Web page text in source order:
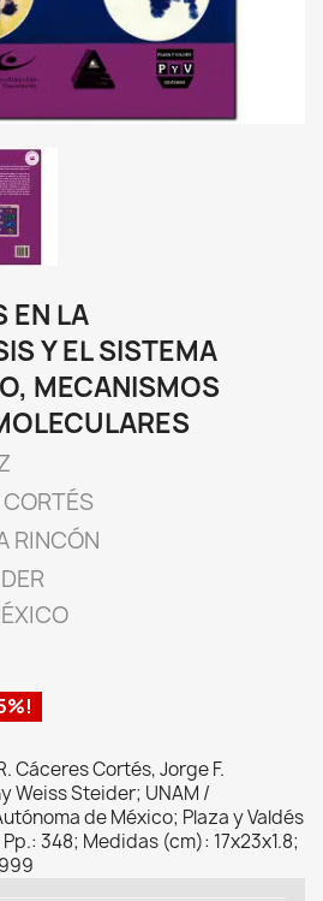
EN LA
Y EL SISTEMA
MECANISMOS
RINCÓN
Cáceres Cortés, Jorge F.
Weiss Steider; UNAM /
de México; Plaza y Valdés
348; Medidas (cm): 17x23x1.8;